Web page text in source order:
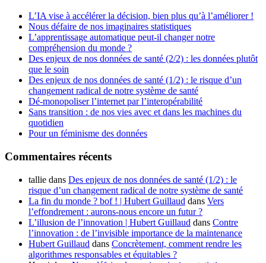
L’IA vise à accélérer la décision, bien plus qu’à l’améliorer !
Nous défaire de nos imaginaires statistiques
L’apprentissage automatique peut-il changer notre
compréhension du monde ?
Des enjeux de nos données de santé (2/2) : les données plutôt
que le soin
Des enjeux de nos données de santé (1/2) : le risque d’un
changement radical de notre système de santé
Dé-monopoliser l’internet par l’interopérabilité
Sans transition : de nos vies avec et dans les machines du
quotidien
Pour un féminisme des données
Commentaires récents
tallie dans Des enjeux de nos données de santé (1/2) : le
risque d’un changement radical de notre système de santé
La fin du monde ? bof ! | Hubert Guillaud dans Vers
l’effondrement : aurons-nous encore un futur ?
L’illusion de l’innovation | Hubert Guillaud dans Contre
l’innovation : de l’invisible importance de la maintenance
Hubert Guillaud dans Concrètement, comment rendre les
algorithmes responsables et équitables ?